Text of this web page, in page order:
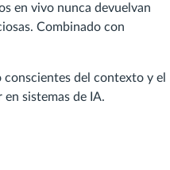
en vivo nunca devuelvan
Combinado con
conscientes del contexto y el
sistemas de IA.